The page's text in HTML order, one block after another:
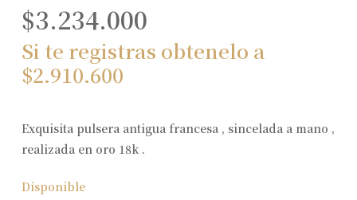
$3.234.000
Si te registras obtenelo a
$2.910.600
Exquisita pulsera antigua francesa , sincelada a mano ,
realizada en oro 18k .
Disponible